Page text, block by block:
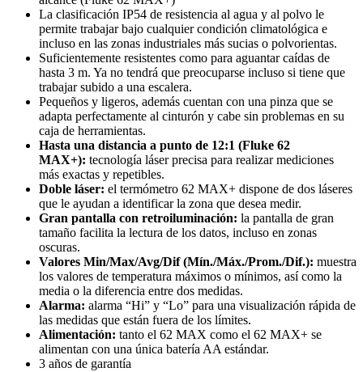
La clasificación IP54 de resistencia al agua y al polvo le
permite trabajar bajo cualquier condición climatológica e
incluso en las zonas industriales más sucias o polvorientas.
Suficientemente resistentes como para aguantar caídas de
hasta 3 m. Ya no tendrá que preocuparse incluso si tiene que
trabajar subido a una escalera.
Pequeños y ligeros, además cuentan con una pinza que se
adapta perfectamente al cinturón y cabe sin problemas en su
caja de herramientas.
Hasta una distancia a punto de 12:1 (Fluke 62
MAX+): tecnología láser precisa para realizar mediciones
más exactas y repetibles.
Doble láser: el termómetro 62 MAX+ dispone de dos láseres
que le ayudan a identificar la zona que desea medir.
Gran pantalla con retroiluminación: la pantalla de gran
tamaño facilita la lectura de los datos, incluso en zonas
oscuras.
Valores Min/Max/Avg/Dif (Mín./Máx./Prom./Dif.): muestra
los valores de temperatura máximos o mínimos, así como la
media o la diferencia entre dos medidas.
Alarma: alarma “Hi” y “Lo” para una visualización rápida de
las medidas que están fuera de los límites.
Alimentación: tanto el 62 MAX como el 62 MAX+ se
alimentan con una única batería AA estándar.
3 años de garantía